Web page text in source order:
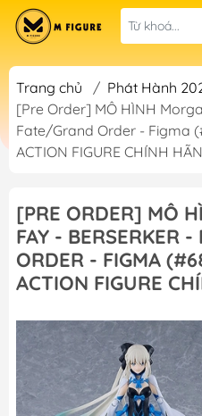
Trang chủ / Phát Hành
[Pre Order] MÔ HÌNH
Fate/Grand Order - Figma
ACTION FIGURE CHÍNH
[PRE ORDER] MÔ
FAY - BERSERKER
ORDER - FIGMA
ACTION FIGURE